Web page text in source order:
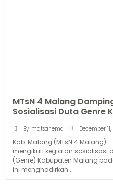
MTsN 4 Malang
Sosialisasi Duta Genre
By matsanema December
Kab. Malang (MTsN 4 Malang)
mengikuti kegiatan sosialisasi
(Genre) Kabupaten Malang
ini menghadirkan...